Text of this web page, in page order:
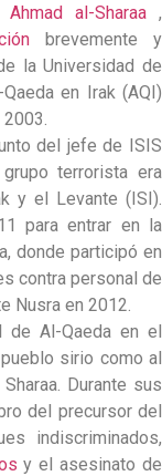
Ahmad al-Sharaa,
brevemente y
la Universidad de
en Irak (AQI)
del jefe de ISIS
terrorista era
y el Levante (ISI).
para entrar en la
donde participó en
contra personal de
Nusra en 2012.
de Al-Qaeda en el
sirio como al
Durante sus
del precursor del
indiscriminados,
y el asesinato de